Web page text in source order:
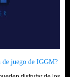
de juego de IGGM?